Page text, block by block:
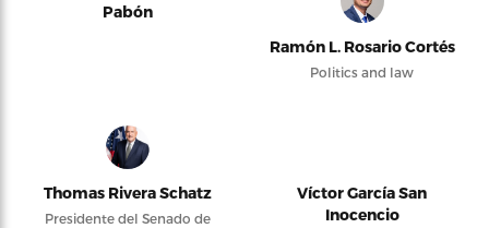
Pabón
Ramón L. Rosario Cortés
Politics and law
Thomas Rivera Schatz
Presidente del Senado de
Víctor García San
Inocencio